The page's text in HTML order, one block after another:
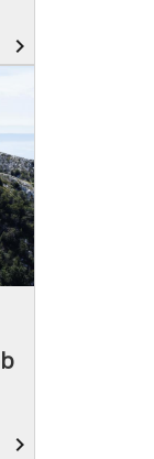
navigate_next
navigate_next